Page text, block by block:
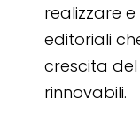
realizzare
editoriali
crescita
rinnovabili.